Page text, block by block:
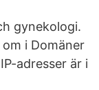
gynekologi.
i Domäner
adresser är i